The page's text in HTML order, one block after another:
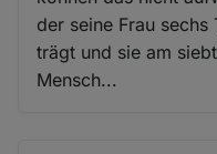
der seine Frau
trägt und sie am
Mensch...